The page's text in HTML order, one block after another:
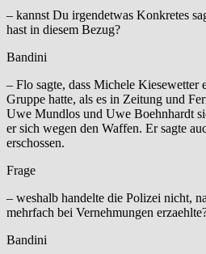
– kannst Du irgendetwas Konkretes
hast in diesem Bezug?
Bandini
– Flo sagte, dass Michele Kiesewetter
Gruppe hatte, als es in Zeitung und
Uwe Mundlos und Uwe Boehnhardt
er sich wegen den Waffen. Er sagte
erschossen.
Frage
– weshalb handelte die Polizei nicht,
mehrfach bei Vernehmungen
Bandini